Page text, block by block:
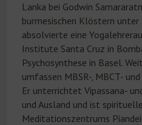
Lanka bei Godwin
burmesischen Klöstern unter
absolvierte eine
Institute Santa Cruz in
Psychosynthese in Basel.
umfassen MBSR-, MBCT-
Er unterrichtet Vipassana-
und Ausland und ist
Meditationszentrums